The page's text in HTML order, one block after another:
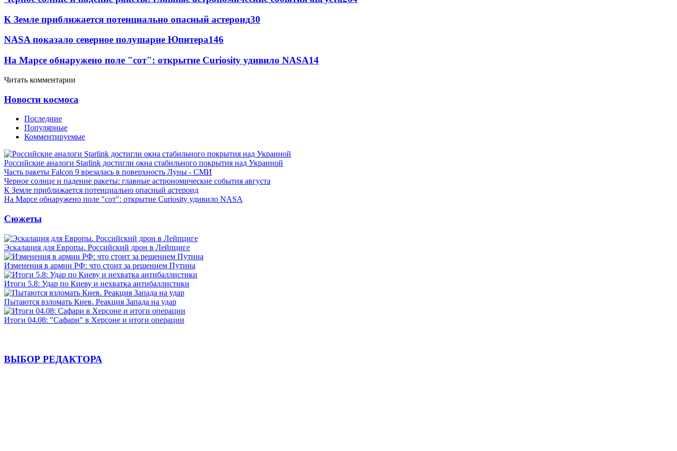
К Земле приближается потенциально опасный астероид30
NASA показало северное полушарие Юпитера146
На Марсе обнаружено поле "сот": открытие Curiosity удивило NASA14
Читать комментарии
Новости космоса
Последние
Популярные
Комментируемые
Российские аналоги Starlink достигли окна стабильного покрытия над Украиной
Часть ракеты Falcon 9 врезалась в поверхность Луны - СМИ
Черное солнце и падение ракеты: главные астрономические события августа
К Земле приближается потенциально опасный астероид
На Марсе обнаружено поле "сот": открытие Curiosity удивило NASA
Сюжеты
Эскалация для Европы. Российский дрон в Лейпциге
Изменения в армии РФ: что стоит за решением Путина
Итоги 5.8: Удар по Киеву и нехватка антибаллистики
Пытаются взломать Киев. Реакция Запада на удар
Итоги 04.08: "Сафари" в Херсоне и итоги операции
ВЫБОР РЕДАКТОРА